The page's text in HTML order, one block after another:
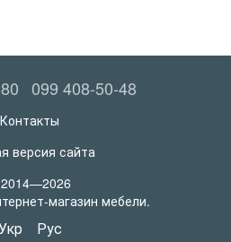
099 408-50-48
Контакты
версия сайта
магазин мебели.
Рус